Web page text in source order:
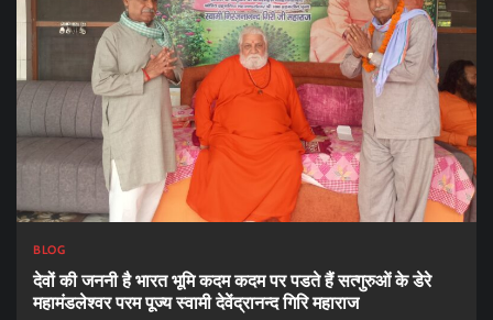
BLOG
देवों की जननी है भारत भूमि कदम कदम पर पडते हैं सत्गुरुओं के डेरे
महामंडलेश्वर परम पूज्य स्वामी देवेंद्रानन्द गिरि महाराज